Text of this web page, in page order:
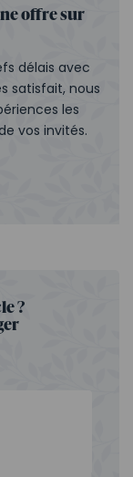
offresur
délais avec
satisfait, nous
les
vos invités.
?